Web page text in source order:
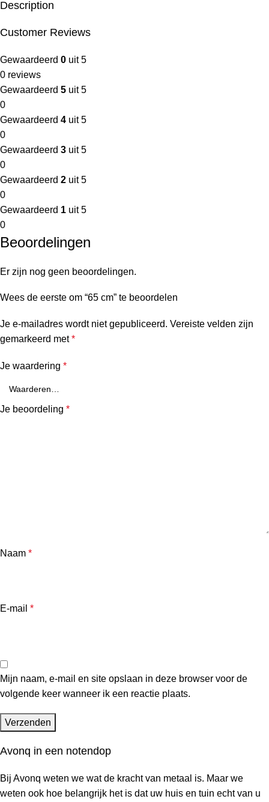
Description
Customer Reviews
Gewaardeerd 0 uit 5
0 reviews
Gewaardeerd 5 uit 5
0
Gewaardeerd 4 uit 5
0
Gewaardeerd 3 uit 5
0
Gewaardeerd 2 uit 5
0
Gewaardeerd 1 uit 5
0
Beoordelingen
Er zijn nog geen beoordelingen.
Wees de eerste om “65 cm” te beoordelen
Je e-mailadres wordt niet gepubliceerd. Vereiste velden zijn
gemarkeerd met*
Je waardering *
Je beoordeling *
Naam *
E-mail *
Mijn naam, e-mail en site opslaan in deze browser voor de
volgende keer wanneer ik een reactie plaats.
Avonq in een notendop
Bij Avonq weten we wat de kracht van metaal is. Maar we
weten ook hoe belangrijk het is dat uw huis en tuin echtvan u